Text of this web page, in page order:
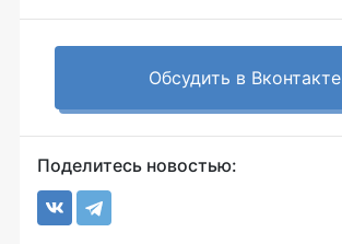
Обсудить в Вконтакте
Поделитесь новостью: